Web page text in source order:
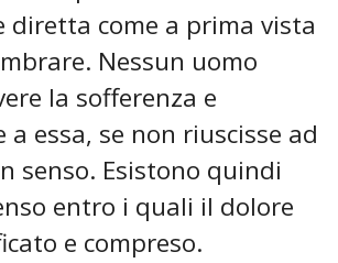
diretta come a prima vista
Nessun uomo
la sofferenza e
a essa, se non riuscisse ad
senso. Esistono quindi
entro i quali il dolore
e compreso.